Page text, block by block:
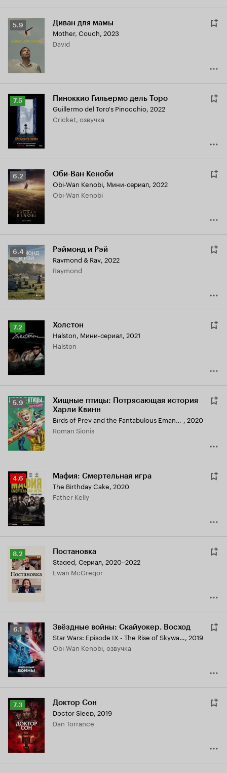
Рейтинг
Кинопоиска
5.9
5.9 Диван для мамы
Mother, Couch, 2023
David
Рейтинг
Кинопоиска
7.5
7.5 Пиноккио Гильермо дель Торо
Guillermo del Toro's Pinocchio, 2022
Cricket, озвучка
Рейтинг
Кинопоиска
6.2
6.2 Оби-Ван Кеноби
Obi-Wan Kenobi, Мини-сериал, 2022
Obi-Wan Kenobi
Рейтинг
Кинопоиска
6.4
6.4 Рэймонд и Рэй
Raymond & Ray, 2022
Raymond
Рейтинг
Кинопоиска
7.2
7.2 Холстон
Halston, Мини-сериал, 2021
Halston
Рейтинг
Кинопоиска
5.9
5.9
Хищные птицы: Потрясающая история
Харли Квинн
Birds of Prey and the Fantabulous Emancipation of One Harley Quinn , 2020
Roman Sionis
Рейтинг
Кинопоиска
4.6
4.6 Мафия: Смертельная игра
The Birthday Cake, 2020
Father Kelly
Рейтинг
Кинопоиска
8.2
8.2 Постановка
Staged, Сериал, 2020–2022
Ewan McGregor
Рейтинг
Кинопоиска
6.1
6.1 Звёздные войны: Скайуокер. Восход
Star Wars: Episode IX - The Rise of Skywalker, 2019
Obi-Wan Kenobi, озвучка
Рейтинг
Кинопоиска
7.3
7.3 Доктор Сон
Doctor Sleep, 2019
Dan Torrance